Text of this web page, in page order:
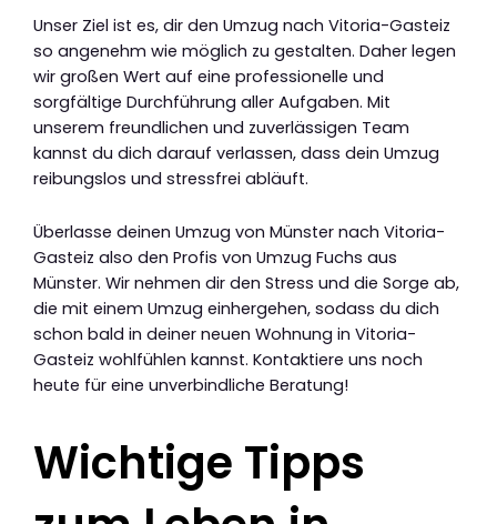
Unser Ziel ist es, dir den Umzug nach Vitoria-Gasteiz
so angenehm wie möglich zu gestalten. Daher legen
wir großen Wert auf eine professionelle und
sorgfältige Durchführung aller Aufgaben. Mit
unserem freundlichen und zuverlässigen Team
kannst du dich darauf verlassen, dass dein Umzug
reibungslos und stressfrei abläuft.
Überlasse deinen Umzug von Münster nach Vitoria-
Gasteiz also den Profis von Umzug Fuchs aus
Münster. Wir nehmen dir den Stress und die Sorge ab,
die mit einem Umzug einhergehen, sodass du dich
schon bald in deiner neuen Wohnung in Vitoria-
Gasteiz wohlfühlen kannst. Kontaktiere uns noch
heute für eine unverbindliche Beratung!
Wichtige Tipps